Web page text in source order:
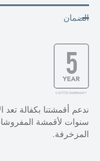
الضمان
سنوات لأقمشة
المزخرفة.